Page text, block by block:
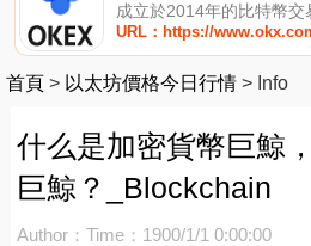
成立於2014年的比特幣交
URL：https://
首頁 > 以太坊價格今日行情 > Info
什么是加密貨幣巨鯨
巨鯨？_Blockchain
Author： Time：1900/1/1 0:00:00